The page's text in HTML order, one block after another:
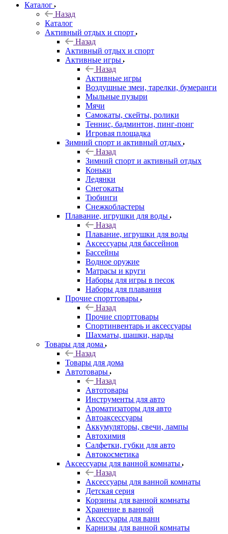
Каталог
Назад
Каталог
Активный отдых и спорт
Назад
Активный отдых и спорт
Активные игры
Назад
Активные игры
Воздушные змеи, тарелки, бумеранги
Мыльные пузыри
Мячи
Самокаты, скейты, ролики
Теннис, бадминтон, пинг-понг
Игровая площадка
Зимний спорт и активный отдых
Назад
Зимний спорт и активный отдых
Коньки
Ледянки
Снегокаты
Тюбинги
Снежкобластеры
Плавание, игрушки для воды
Назад
Плавание, игрушки для воды
Аксессуары для бассейнов
Бассейны
Водное оружие
Матрасы и круги
Наборы для игры в песок
Наборы для плавания
Прочие спорттовары
Назад
Прочие спорттовары
Спортинвентарь и аксессуары
Шахматы, шашки, нарды
Товары для дома
Назад
Товары для дома
Автотовары
Назад
Автотовары
Инструменты для авто
Ароматизаторы для авто
Автоаксессуары
Аккумуляторы, свечи, лампы
Автохимия
Салфетки, губки для авто
Автокосметика
Аксессуары для ванной комнаты
Назад
Аксессуары для ванной комнаты
Детская серия
Корзины для ванной комнаты
Хранение в ванной
Аксессуары для ванн
Карнизы для ванной комнаты